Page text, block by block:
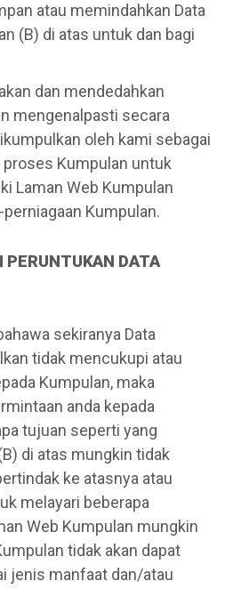
atau memindahkan Data
(B) di atas untuk dan bagi
dan mendedahkan
mengenalpasti secara
oleh kami sebagai
proses Kumpulan untuk
Laman Web Kumpulan
Kumpulan.
PERUNTUKAN DATA
sekiranya Data
tidak mencukupi atau
Kumpulan, maka
anda kepada
tujuan seperti yang
di atas mungkin tidak
ke atasnya atau
melayari beberapa
Web Kumpulan mungkin
tidak akan dapat
jenis manfaat dan/atau